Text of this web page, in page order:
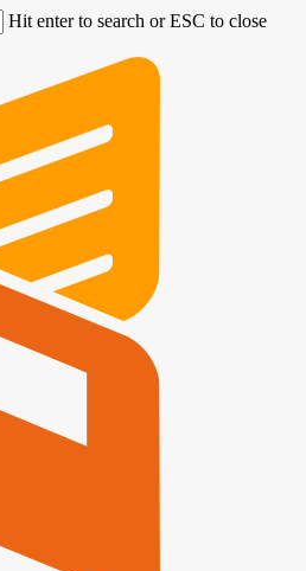
Hit enter to search or ESC to close